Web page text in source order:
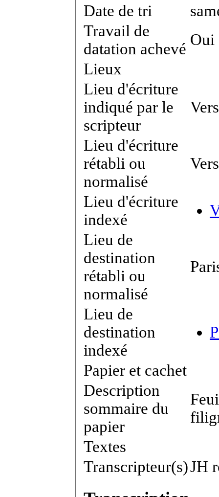
Date de tri
Travail de
datation achevé
Oui
Lieux
Lieu d'écriture
indiqué par le
scripteur
Lieu d'écriture
rétabli ou
normalisé
Lieu d'écriture
indexé
Lieu de
destination
rétabli ou
normalisé
Lieu de
destination
indexé
Papier et cachet
Description
sommaire du
papier
Textes
Transcripteur(s)JH